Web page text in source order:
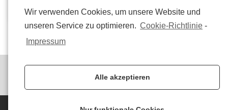
Wir verwenden Cookies, um unsere Website und
unseren Service zu optimieren. Cookie-Richtlinie -
Impressum
Alle akzeptieren
Eva Gottschewski 2. März 2025